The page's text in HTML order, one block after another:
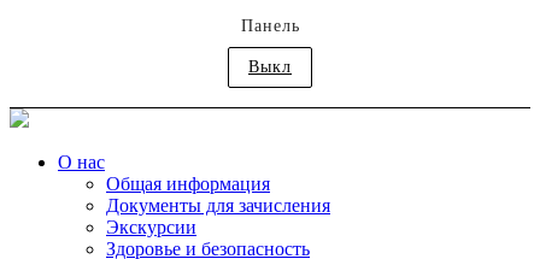
Панель
Выкл
О нас
Общая информация
Документы для зачисления
Экскурсии
Здоровье и безопасность